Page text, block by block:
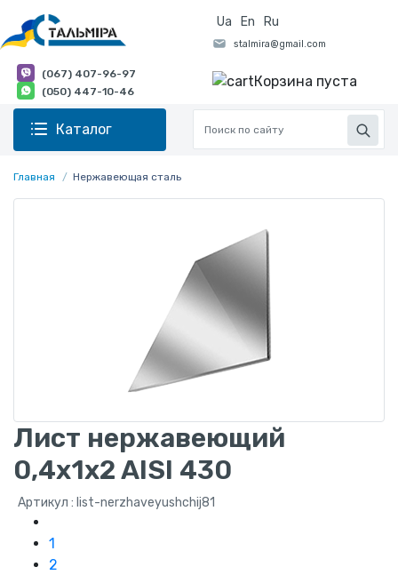
Ua En Ru
(067) 407-96-97
(050) 447-10-46
Корзина пуста
Каталог
Главная Нержавеющая сталь
Лист нержавеющий
0,4x1x2 AISI 430
Артикул : list-nerzhaveyushchij81
1
2